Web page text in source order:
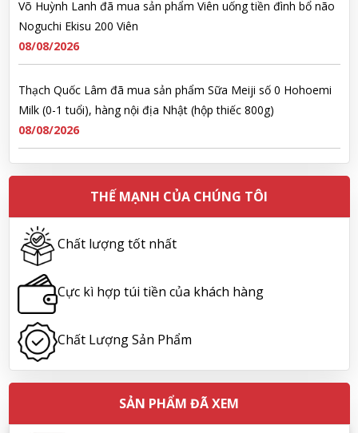
08/08/2026
Thạch Quốc Lâm đã mua sản phẩm Sữa Meiji số 0 Hohoemi
08/08/2026
Ngô Quốc Cường đã mua sản phẩm Sữa Meiji số 0 Hohoemi
08/08/2026
Lê Công Hoàng Huy đã mua sản phẩm Viên uống tiền đình bổ
não Noguchi Ekisu 200 Viên
08/08/2026
Hoàng Nhật Nam đã mua sản phẩm Sữa tắm Pigeon Baby
Soap dạng túi 400ml Nhật Bản
08/08/2026
Soap dạng túi 400ml Nhật Bản
08/08/2026
THẾ MẠNH CỦA CHÚNG TÔI
Chất lượng tốt nhất
Cực kì hợp túi tiền của khách hàng
Chất Lượng Sản Phẩm
SẢN PHẨM ĐÃ XEM